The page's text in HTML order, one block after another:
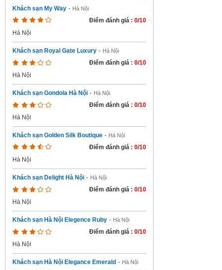
Khách sạn My Way - Hà Nội
Điểm đánh giá : 0/10
Hà Nội
Khách sạn Royal Gate Luxury - Hà Nội
Điểm đánh giá : 0/10
Hà Nội
Khách sạn Gondola Hà Nội - Hà Nội
Điểm đánh giá : 0/10
Hà Nội
Khách sạn Golden Silk Boutique - Hà Nội
Điểm đánh giá : 0/10
Hà Nội
Khách sạn Delight Hà Nội - Hà Nội
Điểm đánh giá : 0/10
Hà Nội
Khách sạn Hà Nội Elegence Ruby - Hà Nội
Điểm đánh giá : 0/10
Hà Nội
Khách sạn Hà Nội Elegance Emerald - Hà Nội